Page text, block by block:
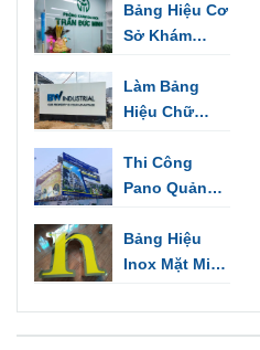
Hiệu, Trang
Trí Văn Phòng
Bảng Hiệu Cơ
Sở Khám
Mẫu Thiết Kế
Sang Trọng
Làm Bảng
Hiệu Chữ
An
Thi Công
Pano Quảng
Trời Tại Bình
Dương
Bảng Hiệu
Inox Mặt Mica
Cho Kinh
Doanh